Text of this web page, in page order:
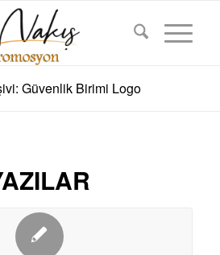
Güvenlik Birimi Logo